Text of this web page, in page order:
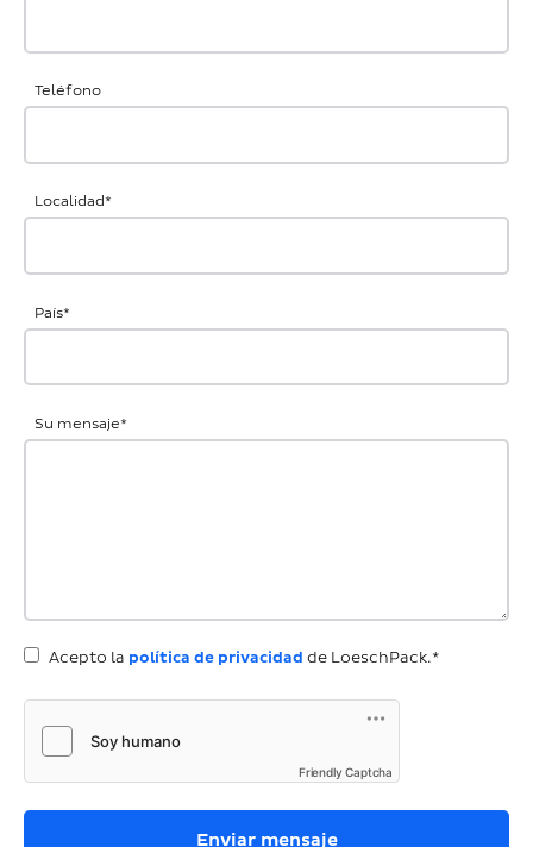
Teléfono
Localidad*
País*
Su mensaje*
Acepto la política de privacidad de LoeschPack.*
Friendly Captcha